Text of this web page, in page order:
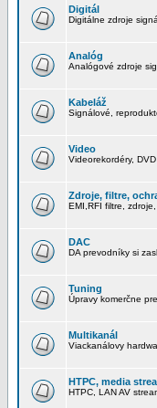
Digitál
Digitálne zdroje
Analóg
Analógové zdroje
Kabeláž
Signálové,
Video
Videorekordéry,
Zdroje, filtre,
EMI,RFI filtre, zdroje,
DAC
DA prevodníky si
Tuning
Úpravy komerčne
Multikanál
Viackanálovy
HTPC, media
HTPC, LAN AV